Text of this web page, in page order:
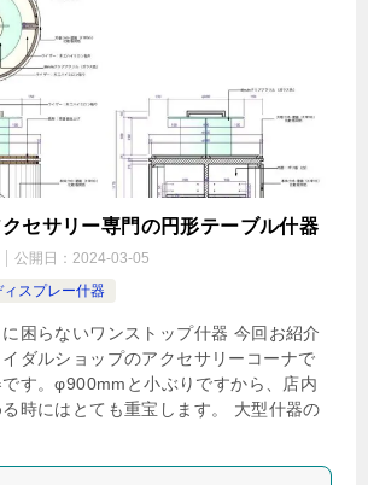
セサリー専門の円形テーブル什器
公開日： 2024-03-05
ィスプレー什器
困らないワンストップ什器 今回お紹介
ダルショップのアクセサリーコーナで
す。φ900mmと小ぶりですから、店内
時にはとても重宝します。 大型什器の